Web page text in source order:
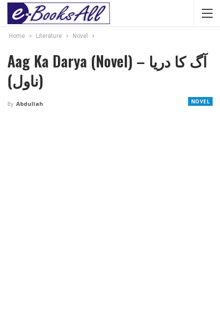
Home Literature Novel
Aag Ka Darya (Novel) – آگ کا دريا
(ناول)
NOVEL
By Abdullah